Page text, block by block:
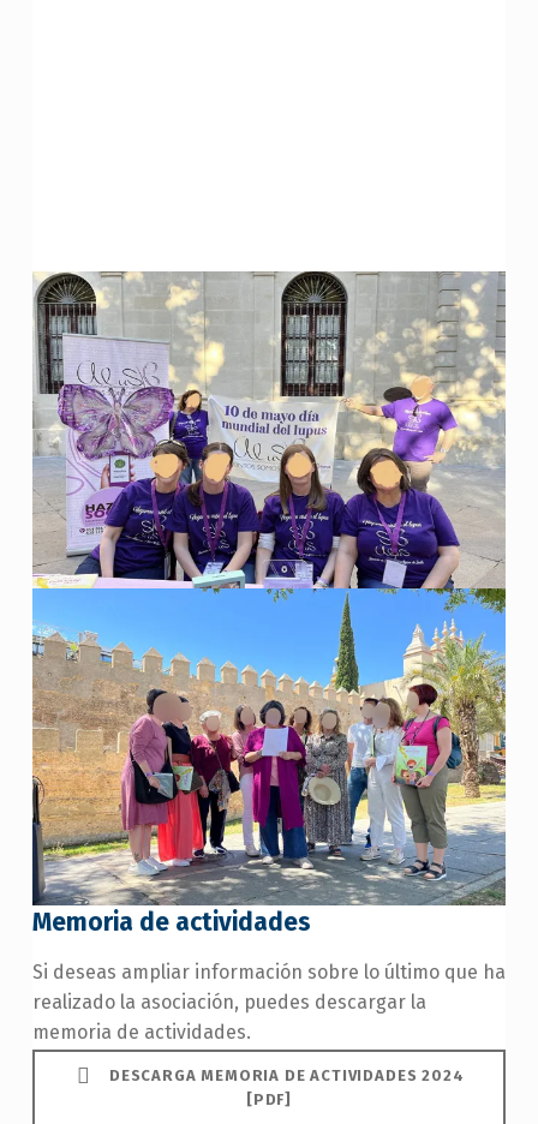
Memoria de actividades
Si deseas ampliar información sobre lo último que ha
realizado la asociación, puedes descargar la
memoria de actividades.
DESCARGA MEMORIA DE ACTIVIDADES 2024
[PDF]